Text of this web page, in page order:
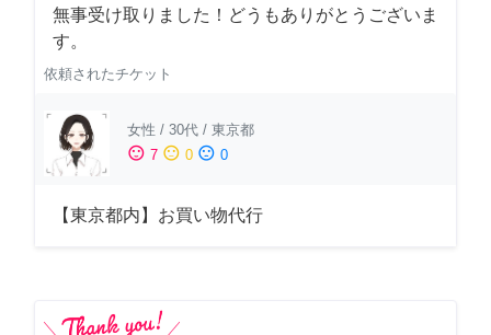
無事受け取りました！どうもありがとうございま
す。
依頼されたチケット
女性 / 30代 / 東京都
sentiment_satisfied 7 sentiment_neutral 0 sentiment_dissatisfied 0
【東京都内】お買い物代行